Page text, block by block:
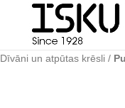
Dīvāni un atpūtas krēsli